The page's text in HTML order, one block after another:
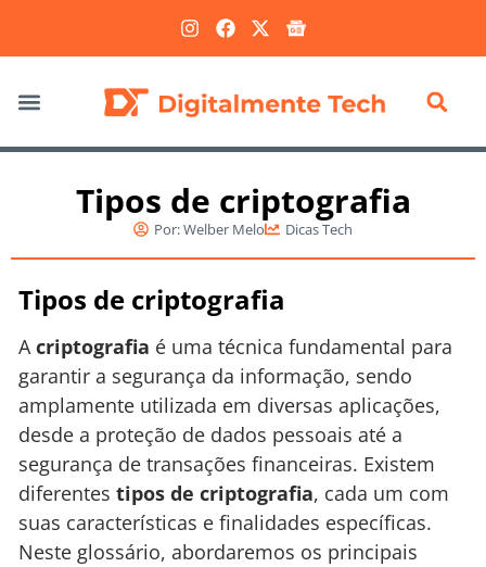
Tipos de criptografia
Por:Welber Melo Dicas Tech
Tipos de criptografia
Acriptografia é uma técnica fundamental para
garantir a segurança da informação, sendo
amplamente utilizada em diversas aplicações,
desde a proteção de dados pessoais até a
segurança de transações financeiras. Existem
diferentes tipos de criptografia, cada um com
suas características e finalidades específicas.
Neste glossário, abordaremos os principais